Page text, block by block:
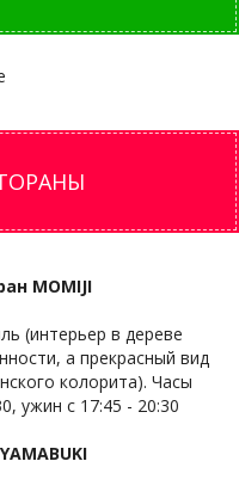
MOMIJI
(интерьер в дереве
а прекрасный вид
колорита). Часы
ужин с 17:45 - 20:30